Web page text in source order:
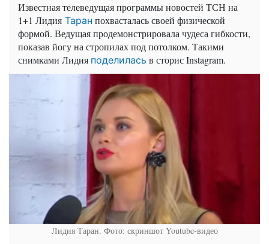
Известная телеведущая программы новостей ТСН на
1+1 Лидия Таран похвасталась своей физической
формой. Ведущая продемонстрировала чудеса гибкости,
показав йогу на стропилах под потолком. Такими
снимками Лидия поделилась в сторисInstagram.
Лидия Таран. Фото: скриншот Youtube-видео